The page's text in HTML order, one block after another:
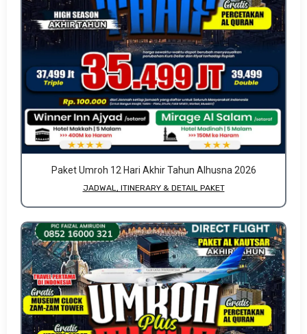
Paket Umroh 12 Hari Akhir Tahun Alhusna 2026
JADWAL, ITINERARY & DETAIL PAKET